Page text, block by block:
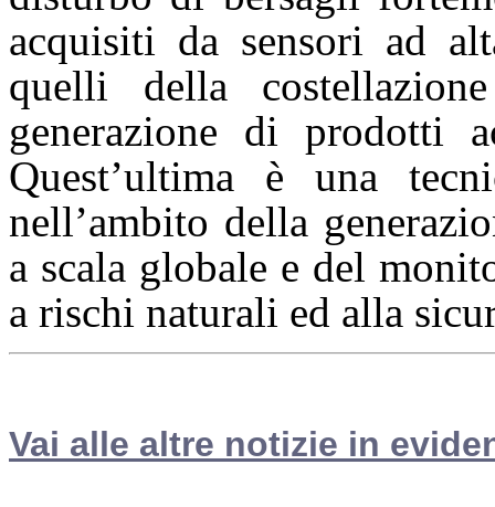
acquisiti da sensori ad
quelli della
generazione di prodotti
Quest’ultima è una
nell’ambito della
a scala globale e del
a rischi naturali ed alla
Vai alle altre notizie in